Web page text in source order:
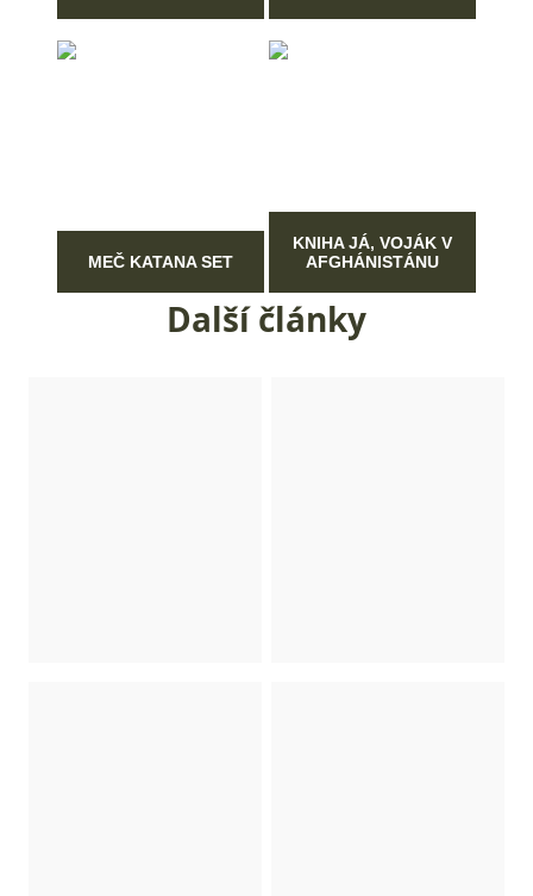
MEČ KATANA SET
KNIHA JÁ, VOJÁK V
AFGHÁNISTÁNU
Další články